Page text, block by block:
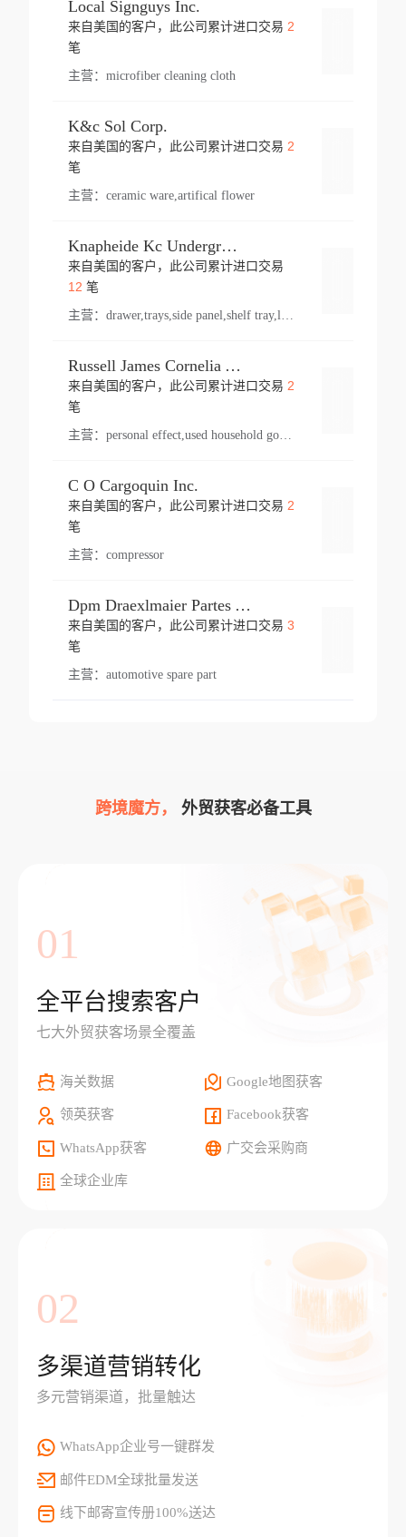
Local Signguys Inc.
来自美国的客户，此公司累计进口交易 2
笔
主营： microfiber cleaning cloth
K&c Sol Corp.
来自美国的客户，此公司累计进口交易 2
笔
主营： ceramic ware,artifical flower
Knapheide Kc Underground
来自美国的客户，此公司累计进口交易
12 笔
主营：
Russell James Cornelia Arlington Va
来自美国的客户，此公司累计进口交易 2
笔
主营： personal effect,used household goods
C O Cargoquin Inc.
来自美国的客户，此公司累计进口交易 2
笔
主营： compressor
Dpm Draexlmaier Partes Automotrices Corr Ind Huejotzingo
来自美国的客户，此公司累计进口交易 3
笔
主营： automotive spare part
跨境魔方， 外贸获客必备工具
01
全平台搜索客户
七大外贸获客场景全覆盖
海关数据 Google地图获客
领英获客 Facebook获客
WhatsApp获客 广交会采购商
全球企业库
02
多渠道营销转化
多元营销渠道，批量触达
WhatsApp企业号一键群发
邮件EDM全球批量发送
线下邮寄宣传册100%送达